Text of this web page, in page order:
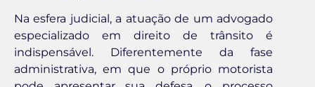
Na esfera judicial, a atuação de um advogado
especializado em direito de trânsito é
indispensável. Diferentemente da fase
administrativa, em que o próprio motorista